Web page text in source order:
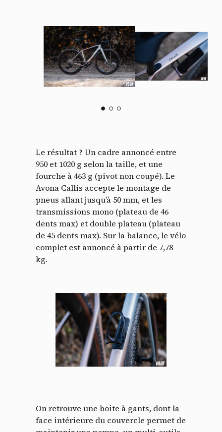
Le résultat ? Un cadre annoncé entre
950 et 1020 g selon la taille, et une
fourche à 463 g (pivot non coupé). Le
Avona Callis accepte le montage de
pneus allant jusqu’à 50 mm, et les
transmissions mono (plateau de 46
dents max) et double plateau (plateau
de 45 dents max). Sur la balance, le vélo
complet est annoncé à partir de 7,78
kg.
On retrouve une boite à gants, dont la
face intérieure du couvercle permet de
Panneau de gestion des
cookies
Politique de confidentialité